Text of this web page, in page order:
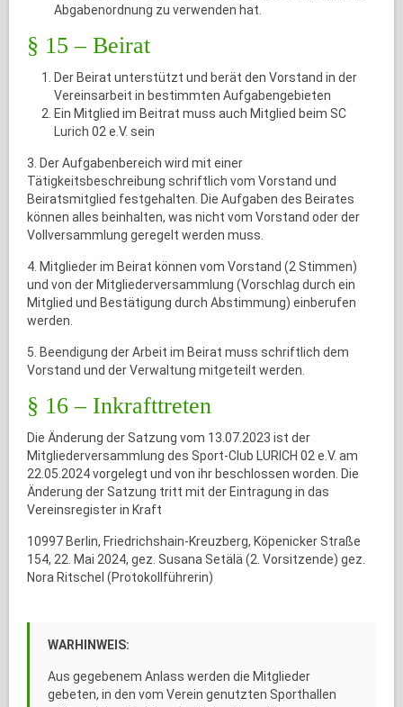
Abgabenordnung zu verwenden hat.
§ 15 – Beirat
Der Beirat unterstützt und berät den Vorstand in der
Vereinsarbeit in bestimmten Aufgabengebieten
Ein Mitglied im Beitrat muss auch Mitglied beim SC
Lurich 02 e.V. sein
3. Der Aufgabenbereich wird mit einer
Tätigkeitsbeschreibung schriftlich vom Vorstand und
Beiratsmitglied festgehalten. Die Aufgaben des Beirates
können alles beinhalten, was nicht vom Vorstand oder der
Vollversammlung geregelt werden muss.
4. Mitglieder im Beirat können vom Vorstand (2 Stimmen)
und von der Mitgliederversammlung (Vorschlag durch ein
Mitglied und Bestätigung durch Abstimmung) einberufen
werden.
5. Beendigung der Arbeit im Beirat muss schriftlich dem
Vorstand und der Verwaltung mitgeteilt werden.
§ 16 – Inkrafttreten
Die Änderung der Satzung vom 13.07.2023 ist der
Mitgliederversammlung des Sport-Club LURICH 02 e.V. am
22.05.2024 vorgelegt und von ihr beschlossen worden. Die
Änderung der Satzung tritt mit der Eintragung in das
Vereinsregister in Kraft
10997 Berlin, Friedrichshain-Kreuzberg, Köpenicker Straße
154, 22. Mai 2024, gez. Susana Setälä (2. Vorsitzende) gez.
Nora Ritschel (Protokollführerin)
WARHINWEIS:
Aus gegebenem Anlass werden die Mitglieder
gebeten, in den vom Verein genutzten Sporthallen